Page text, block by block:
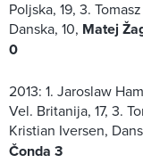
Poljska, 19, 3.
Danska, 10, Matej
0
2013: 1. Jaroslaw
Vel. Britanija, 17, 3.
Kristian Iversen,
Čonda 3